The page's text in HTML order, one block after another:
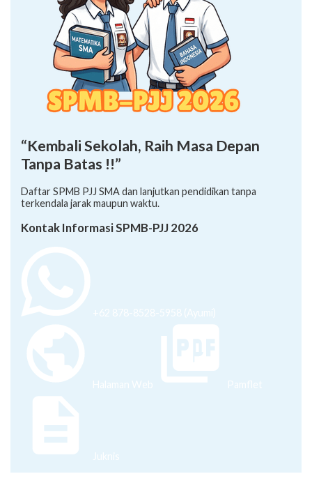
“Kembali Sekolah, Raih Masa Depan
Tanpa Batas !!”
Daftar SPMB PJJ SMA dan lanjutkan pendidikan tanpa
terkendala jarak maupun waktu.
Kontak Informasi SPMB-PJJ 2026
+62 878-8528-5958 (Ayumi)
Halaman Web Pamflet
Juknis